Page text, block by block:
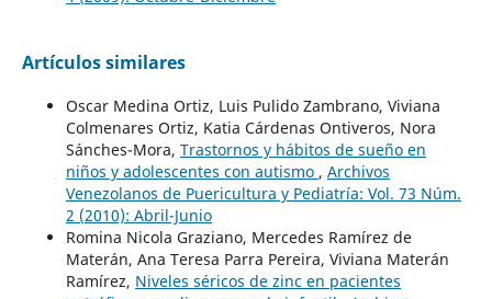
Artículos similares
Oscar Medina Ortiz, Luis Pulido Zambrano, Viviana
Colmenares Ortiz, Katia Cárdenas Ontiveros, Nora
Sánches-Mora, Trastornos y hábitos de sueño en
niños y adolescentes con autismo , Archivos
Venezolanos de Puericultura y Pediatría: Vol. 73 Núm.
2 (2010): Abril-Junio
Romina Nicola Graziano, Mercedes Ramírez de
Materán, Ana Teresa Parra Pereira, Viviana Materán
Ramírez, Niveles séricos de zinc en pacientes